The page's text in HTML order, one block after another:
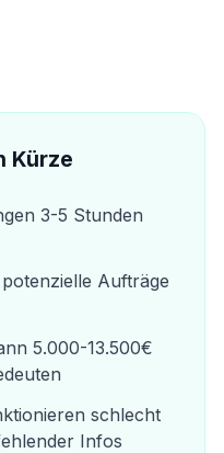
Kürze
3-5 Stunden
Aufträge
5.000-13.500€
schlecht
Infos